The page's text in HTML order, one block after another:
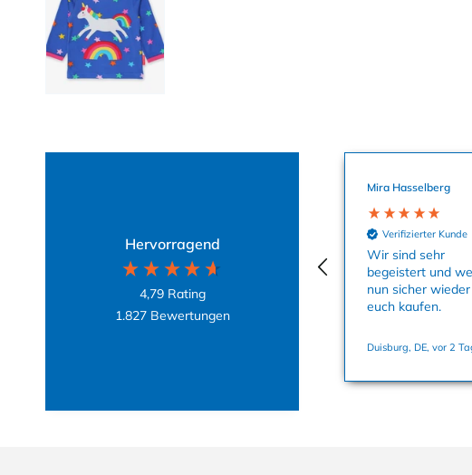
Hervorragend
4,79 Rating
1.827 Bewertungen
Mira Hasselberg
Verifizierter Kunde
Wir sind sehr
begeistert und
nun sicher
euch kaufen.
Duisburg, DE, vor 2